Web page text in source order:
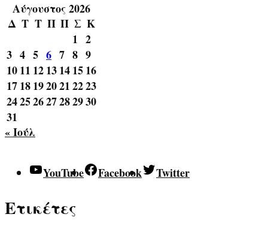
Αύγουστος 2026
Δ Τ Τ Π Π Σ Κ
1 2
3 4 5 6 7 8 9
1011 1213141516
17181920212223
24252627282930
31
« Ιούλ
YouTube Facebook Twitter
Ετικέτες